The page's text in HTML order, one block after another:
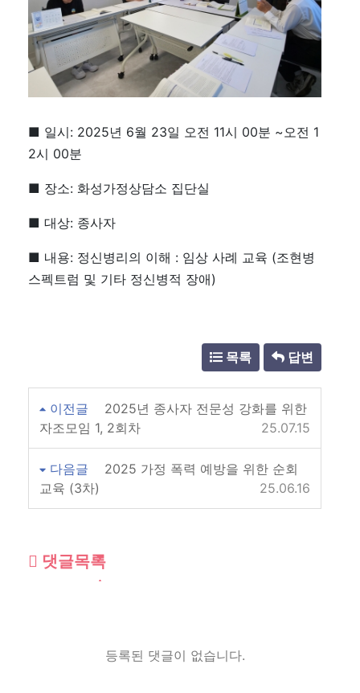
■ 일시: 2025년 6월 23일 오전 11시 00분 ~오전 1
2시 00분
■ 장소: 화성가정상담소 집단실
■ 대상: 종사자
■ 내용: 정신병리의 이해 : 임상 사례 교육 (조현병
스펙트럼 및 기타 정신병적 장애)
목록 답변
이전글
2025년 종사자 전문성 강화를 위한
자조모임 1, 2회차
25.07.15
다음글
2025 가정 폭력 예방을 위한 순회
교육 (3차)
25.06.16
댓글목록
등록된 댓글이 없습니다.